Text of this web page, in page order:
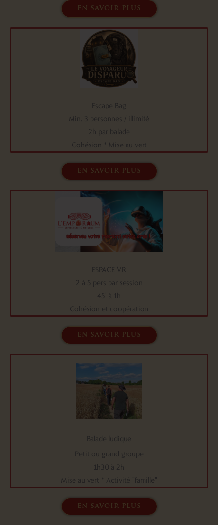
en savoir plus
Escape Bag
Min. 3 personnes / illimité
2h par balade
Cohésion * Mise au vert
en savoir plus
ESPACE VR
2 à 5 pers par session
45' à 1h
Cohésion et coopération
en savoir plus
Balade ludique
Petit ou grand groupe
1h30 à 2h
Mise au vert * Activité "famille"
en savoir plus